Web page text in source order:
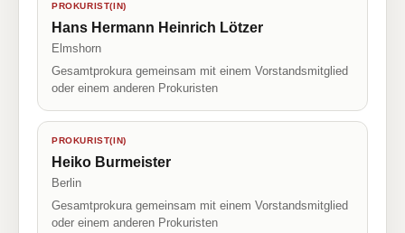
PROKURIST(IN)
Hans Hermann Heinrich Lötzer
Elmshorn
Gesamtprokura gemeinsam mit einem Vorstandsmitglied
oder einem anderen Prokuristen
PROKURIST(IN)
Heiko Burmeister
Berlin
Gesamtprokura gemeinsam mit einem Vorstandsmitglied
oder einem anderen Prokuristen